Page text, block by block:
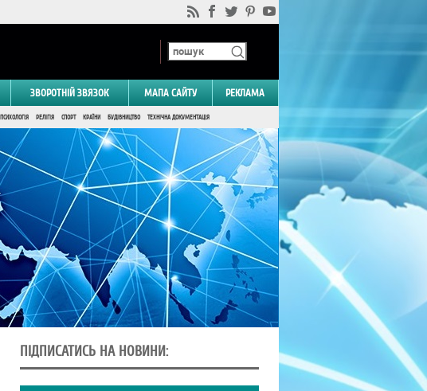
ЗВОРОТНІЙ ЗВЯЗОК МАПА САЙТУ РЕКЛАМА
ПСИХОЛОГІЯ РЕЛІГІЯ СПОРТ КРАЇНИ БУДІВНИЦТВО ТЕХНІЧНА ДОКУМЕНТАЦІЯ
ПІДПИСАТИСЬ НА НОВИНИ: